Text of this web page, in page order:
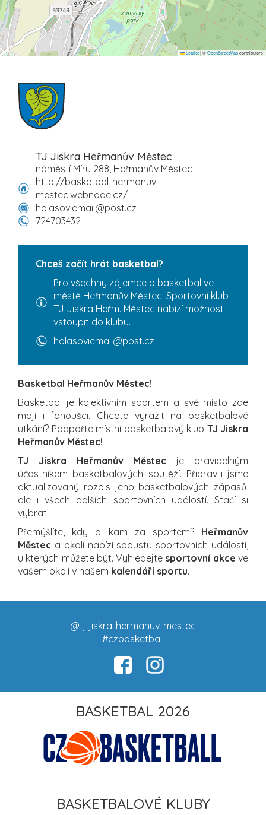
Leaflet|©OpenStreetMapcontributors
TJ Jiskra Heřmanův Městec
náměstí Míru 288, Heřmanův Městec
http://basketbal-hermanuv-
mestec.webnode.cz/
holasoviemail@post.cz
724703432
Chceš začít hrát basketbal?
Pro všechny zájemce o basketbal ve
městě Heřmanův Městec. Sportovní klub
TJ Jiskra Heřm. Městec nabízí možnost
vstoupit do klubu.
holasoviemail@post.cz
Basketbal Heřmanův Městec!
Basketbal je kolektivním sportem a své místo zde
mají i fanoušci. Chcete vyrazit na basketbalové
utkání? Podpořte místní basketbalový klub TJ Jiskra
Heřmanův Městec!
TJ Jiskra Heřmanův Městec je pravidelným
účastníkem basketbalových soutěží. Připravili jsme
aktualizovaný rozpis jeho basketbalových zápasů,
ale i všech dalších sportovních událostí. Stačí si
vybrat.
Přemýšlíte, kdy a kam za sportem? Heřmanův
Městec a okolí nabízí spoustu sportovních událostí,
u kterých můžete být. Vyhledejte sportovní akce ve
vašem okolí v našem kalendáři sportu.
@tj-jiskra-hermanuv-mestec
#czbasketball
BASKETBAL 2026
BASKETBALOVÉ KLUBY